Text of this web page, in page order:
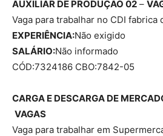
AUXILIAR DE PRODUÇÃO 02 –
Vaga para trabalhar no CDI fabrica
EXPERIÊNCIA:Não exigido
SALÁRIO:Não informado
CÓD:7324186 CBO:7842-05
CARGA E DESCARGA DE
VAGAS
Vaga para trabalhar em